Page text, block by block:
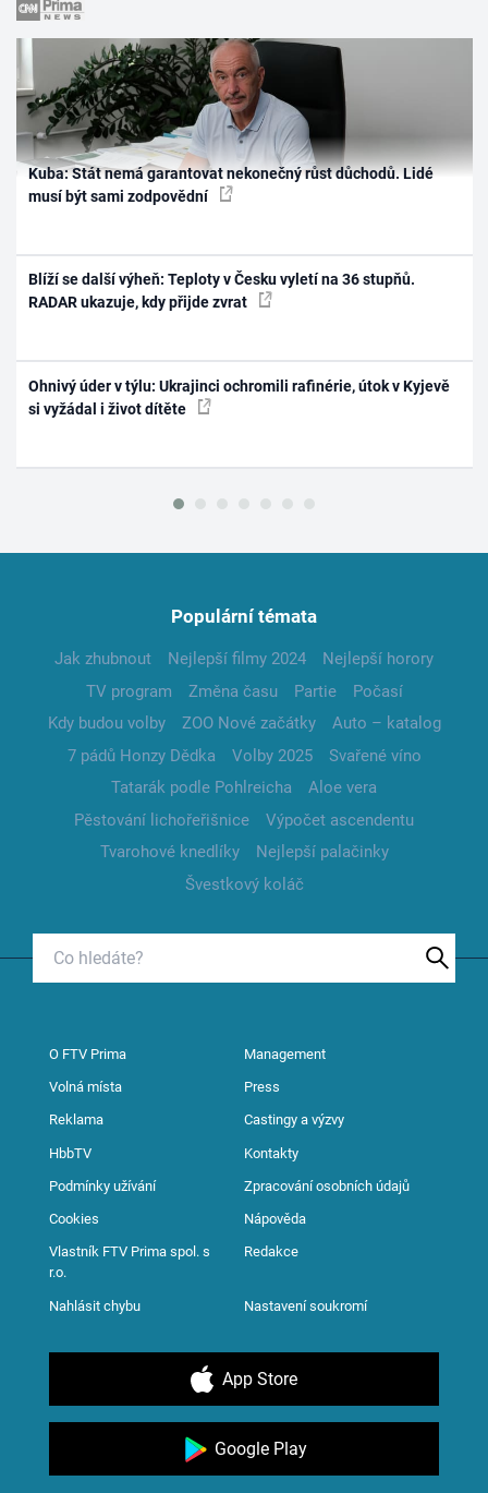
Kuba: Stát nemá garantovat nekonečný růst důchodů. Lidé
musí být sami zodpovědní
Blíží se další výheň: Teploty v Česku vyletí na 36 stupňů.
RADAR ukazuje, kdy přijde zvrat
Ohnivý úder v týlu: Ukrajinci ochromili rafinérie, útok v Kyjevě
si vyžádal i život dítěte
Populární témata
Jak zhubnout Nejlepší filmy 2024
Nejlepší horory
TV program
Změna času Partie
Počasí
Kdy budou volby
ZOO Nové začátky
Auto – katalog
7 pádů Honzy Dědka
Volby 2025
Svařené víno
Tatarák podle Pohlreicha
Aloe vera
Pěstování lichořeřišnice
Výpočet ascendentu
Tvarohové knedlíky
Nejlepší palačinky
Švestkový koláč
O FTV Prima Management
Volná místa Press
Reklama Castingy a výzvy
HbbTV Kontakty
Podmínky užívání Zpracování osobních údajů
Cookies Nápověda
Vlastník FTV Prima spol. s
r.o.
Redakce
Nahlásit chybu Nastavení soukromí
App Store
Google Play